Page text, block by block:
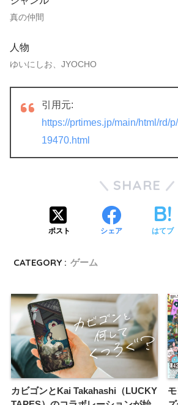
真の仲間
人物
ゆいにしお、JYOCHO
引用元:
https://prtimes.jp/main/html/rd/
19470.html
SHARE
ポスト シェア はてブ
CATEGORY : ゲーム
カビゴンとKai Takahashi（LUCKY